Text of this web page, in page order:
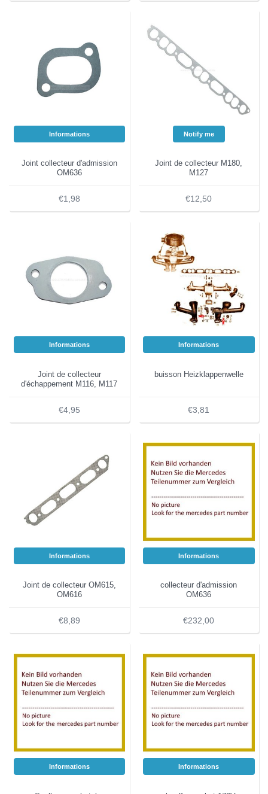
Informations
Joint collecteur d'admission
OM636
€1,98
Notify me
Joint de collecteur M180,
M127
€12,50
Informations
Joint de collecteur
d'échappement M116, M117
€4,95
Informations
buisson Heizklappenwelle
€3,81
Informations
Joint de collecteur OM615,
OM616
€8,89
Informations
collecteur d'admission
OM636
€232,00
Informations Informations